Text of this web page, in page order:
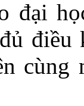
đại
điều
cùng